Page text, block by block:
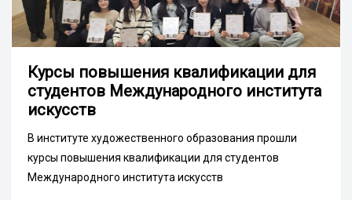
Курсы повышения квалификации для
студентов Международного института
искусств
В институте художественного образования прошли
курсы повышения квалификации для студентов
Международного института искусств